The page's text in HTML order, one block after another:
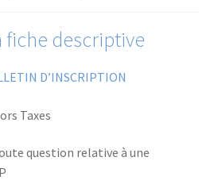
personnelles
fiche descriptive
D’INSCRIPTION
Taxes
question relative à une